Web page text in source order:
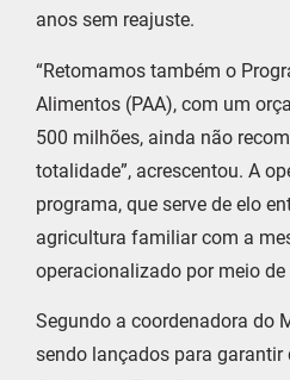
anos sem reajuste.
“Retomamos também o
Alimentos (PAA), com um
500 milhões, ainda não
totalidade”, acrescentou. A
programa, que serve de elo
agricultura familiar com a
operacionalizado por meio
Segundo a coordenadora do
sendo lançados para garantir